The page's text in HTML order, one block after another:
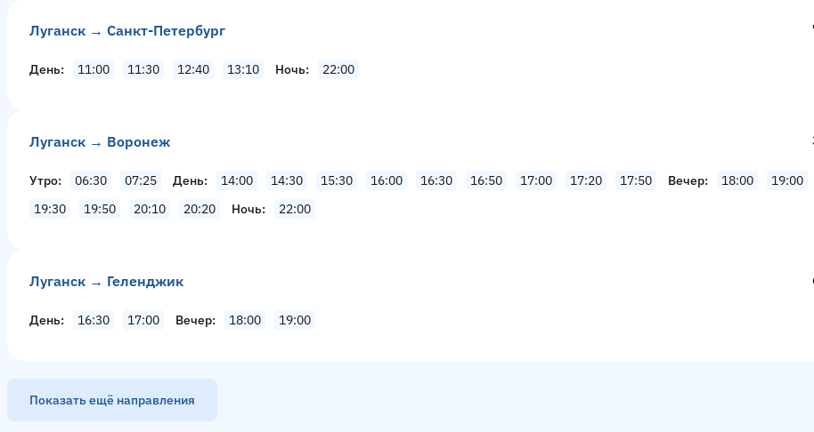
Луганск → Санкт-Петербург
День 11:00 11:30 12:40 13:10 Ночь 22:00
Луганск → Воронеж
Утро 06:30 07:25 День 14:00 14:30 15:30 16:00 16:30 16:50 17:00 17:20 17:50 Вечер 18:00 19:00
19:30
19:50 20:10 20:20 Ночь 22:00
Луганск → Геленджик
День 16:30 17:00 Вечер 18:00 19:00
Показать ещё направления